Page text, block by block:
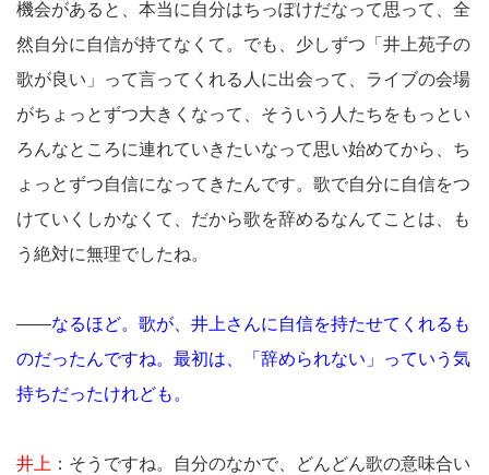
機会があると、本当に自分はちっぽけだなって思って、全
然自分に自信が持てなくて。でも、少しずつ「井上苑子の
歌が良い」って言ってくれる人に出会って、ライブの会場
がちょっとずつ大きくなって、そういう人たちをもっとい
ろんなところに連れていきたいなって思い始めてから、ち
ょっとずつ自信になってきたんです。歌で自分に自信をつ
けていくしかなくて、だから歌を辞めるなんてことは、も
う絶対に無理でしたね。
――なるほど。歌が、井上さんに自信を持たせてくれるも
のだったんですね。最初は、「辞められない」っていう気
持ちだったけれども。
井上 ：そうですね。自分のなかで、どんどん歌の意味合い